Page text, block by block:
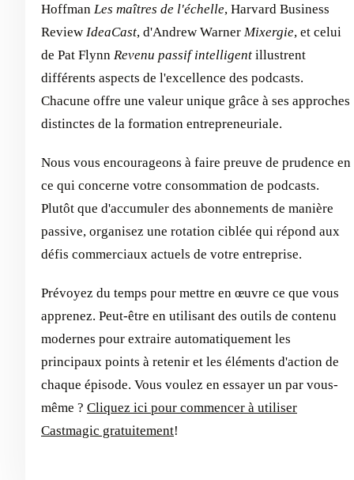
Hoffman Les maîtres de l'échelle, Harvard Business
Review IdeaCast, d'Andrew Warner Mixergie, et celui
de Pat Flynn Revenu passif intelligent illustrent
différents aspects de l'excellence des podcasts.
Chacune offre une valeur unique grâce à ses approches
distinctes de la formation entrepreneuriale.
Nous vous encourageons à faire preuve de prudence en
ce qui concerne votre consommation de podcasts.
Plutôt que d'accumuler des abonnements de manière
passive, organisez une rotation ciblée qui répond aux
défis commerciaux actuels de votre entreprise.
Prévoyez du temps pour mettre en œuvre ce que vous
apprenez. Peut-être en utilisant des outils de contenu
modernes pour extraire automatiquement les
principaux points à retenir et les éléments d'action de
chaque épisode. Vous voulez en essayer un par vous-
même ? Cliquez ici pour commencer à utiliser
Castmagic gratuitement!